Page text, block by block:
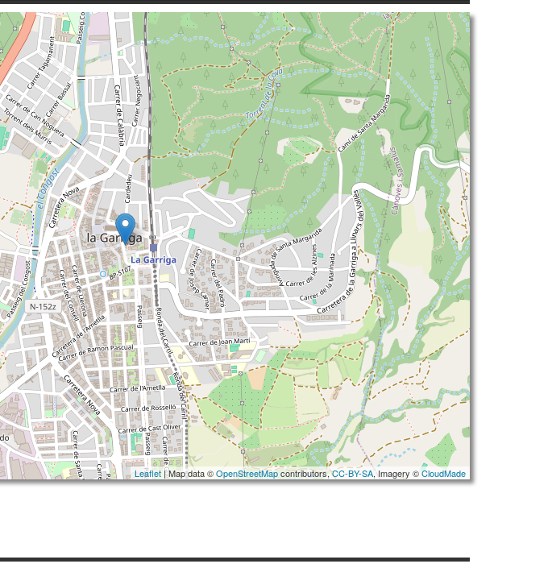
Leaflet | Map data ©OpenStreetMapcontributors,CC-BY-SA, Imagery ©CloudMade